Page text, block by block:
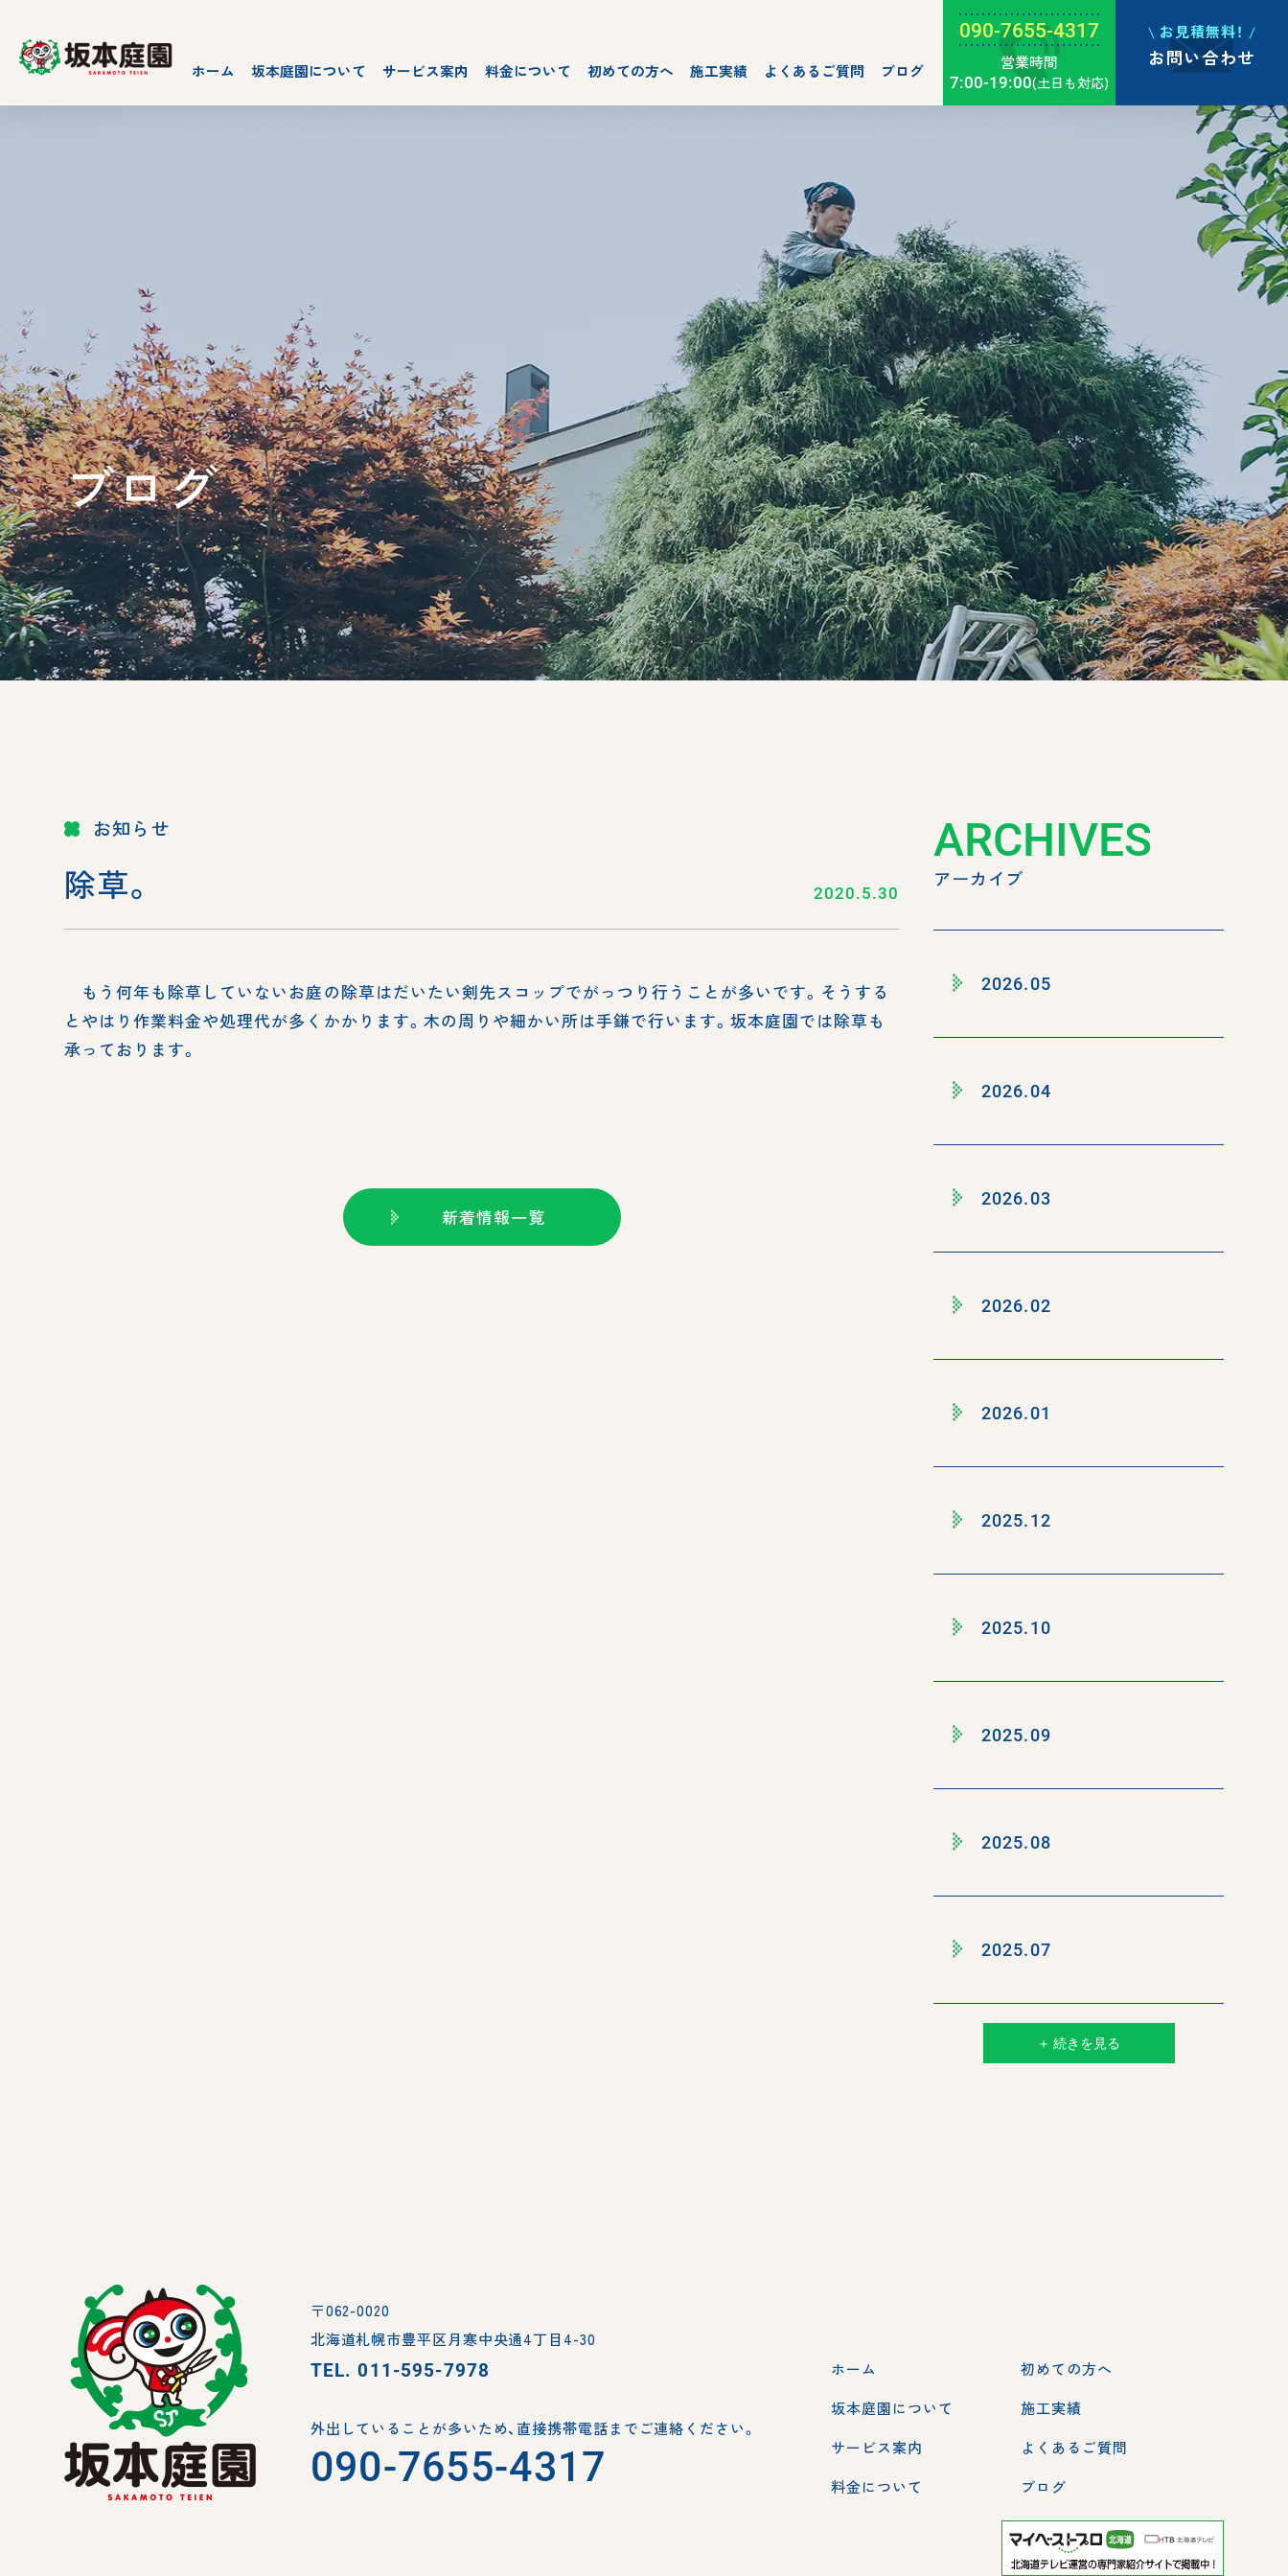
ホーム 坂本庭園について サービス案内 料金について 初めての方へ 施工実績 よくあるご質問 ブログ
090-7655-4317
営業時間
7:00-19:00(土日も対応)
お見積無料！
お問い合わせ
ブログ
お知らせ
2020.5.30
除草。
もう何年も除草していないお庭の除草はだいたい剣先スコップでがっつり行うことが多いです。そうする
とやはり作業料金や処理代が多くかかります。木の周りや細かい所は手鎌で行います。坂本庭園では除草も
承っております。
新着情報一覧
ARCHIVES
アーカイブ
2026.05
2026.04
2026.03
2026.02
2026.01
2025.12
2025.10
2025.09
2025.08
2025.07
＋ 続きを見る
〒062-0020
北海道札幌市豊平区月寒中央通4丁目4-30
TEL.011-595-7978
外出していることが多いため、 直接携帯電話までご連絡ください。
090-7655-4317
ホーム
坂本庭園について
サービス案内
料金について
初めての方へ
施工実績
よくあるご質問
ブログ